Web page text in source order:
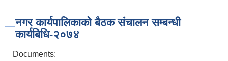
नगर कार्यपालिकाको बैठक संचालन सम्बन्धी
कार्यबिधि-२०७४
Documents: